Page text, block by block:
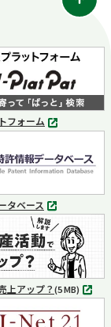
フォーム
別
ブ
で
く
タベース
別
タ
ブ
で
開
く
上アップ？(5 MB) MP4